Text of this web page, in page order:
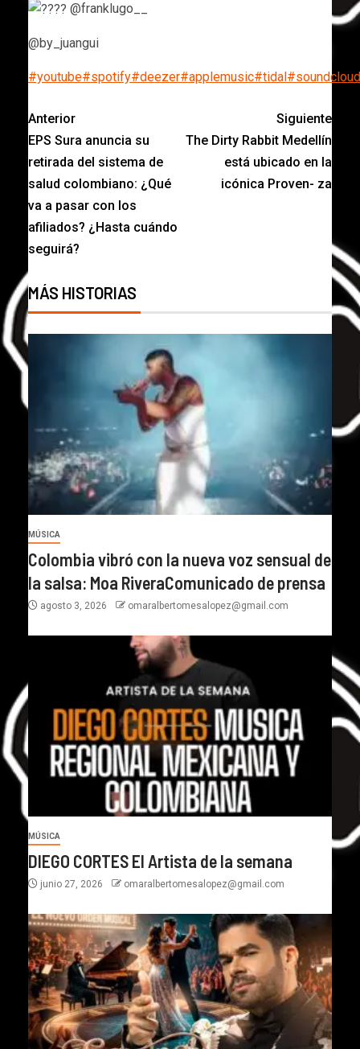
@franklugo__
@by_juangui
#youtube#spotify#deezer#applemusic#tidal #soundcloud
Anterior
EPS Sura anuncia su
retirada del sistema de
salud colombiano: ¿Qué
va a pasar con los
afiliados? ¿Hasta cuándo
seguirá?
Siguiente
The Dirty Rabbit Medellín
está ubicado en la
icónica Proven- za
MÁS HISTORIAS
MÚSICA
Colombia vibró con la nueva voz sensual de
la salsa: Moa RiveraComunicado de prensa
agosto 3, 2026 omaralbertomesalopez@gmail.com
MÚSICA
DIEGO CORTES El Artista de la semana
junio 27, 2026 omaralbertomesalopez@gmail.com